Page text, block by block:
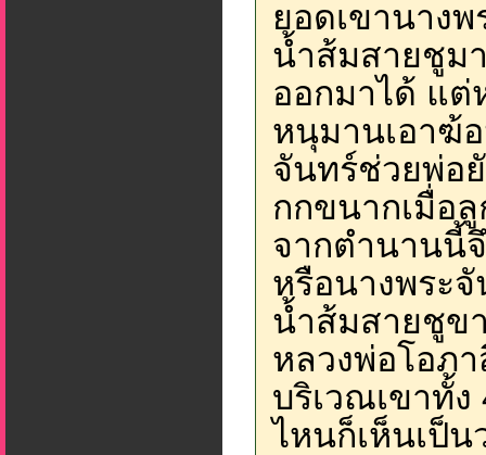
ยอดเขานาง
น้ำส้มสายชูม
ออกมาได้ แต่
หนุมานเอาฆ้
จันทร์ช่วยพ่อ
กกขนากเมื่อ
จากตำนานนี้
หรือนางพระ
น้ำส้มสายชูข
หลวงพ่อโอภ
บริเวณเขาทั้ง
ไหนก็เห็นเป็